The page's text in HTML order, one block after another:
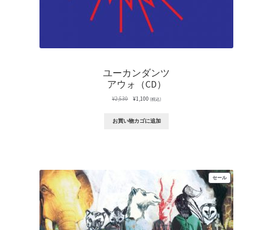
ユーカンダンツ
アウォ（CD）
¥2,530 元
価
格
¥1,100現
の
価
(税込)
お買い物カゴに追加
セール販
売
中
の
商
品